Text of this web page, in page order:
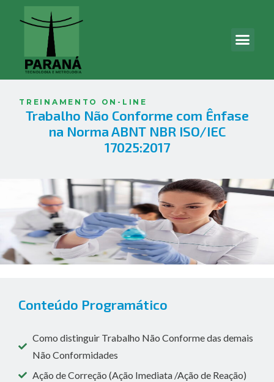
TREINAMENTO ON-LINE
Trabalho Não Conforme com Ênfase
na Norma ABNT NBR ISO/IEC
17025:2017
Conteúdo Programático
Como distinguir Trabalho Não Conforme das demais
Não Conformidades
Ação de Correção (Ação Imediata /Ação de Reação)